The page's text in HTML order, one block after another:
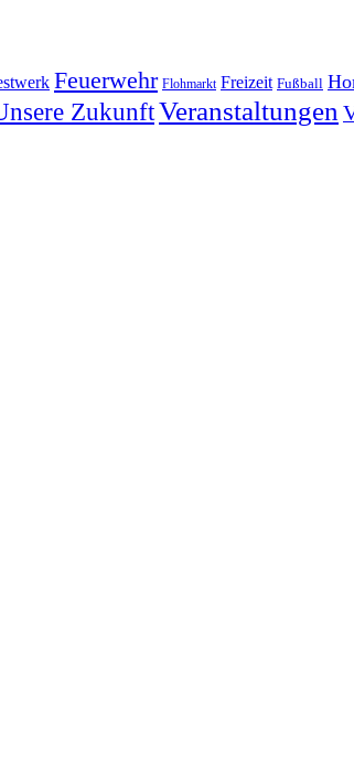
Feuerwehr Flohmarkt Freizeit Fußball
ZukunftVeranstaltungen